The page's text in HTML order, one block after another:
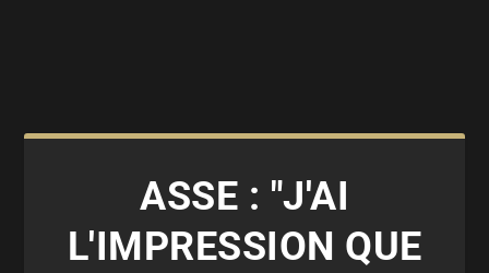
ASSE : "J'AI
L'IMPRESSION QUE